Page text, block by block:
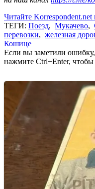
Читайте
ТЕГИ: Поезд, Мукачево,
перевозки, железная
Кошице
Если вы заметили
нажмите Ctrl+Enter,